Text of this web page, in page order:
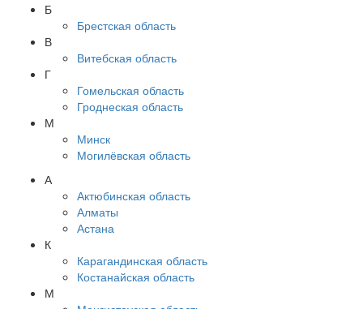
Б
Брестская область
В
Витебская область
Г
Гомельская область
Гроднеская область
М
Минск
Могилёвская область
А
Актюбинская область
Алматы
Астана
К
Карагандинская область
Костанайская область
М